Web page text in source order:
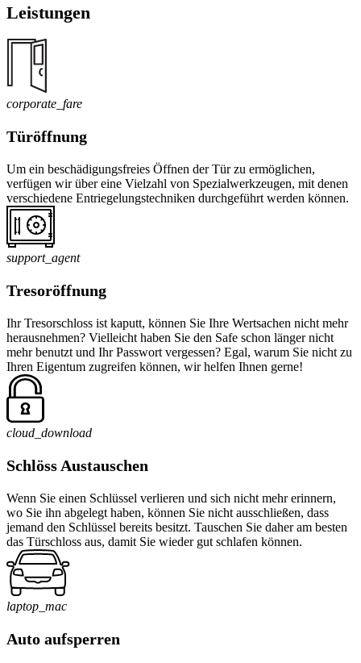
Leistungen
corporate_fare
Türöffnung
Um ein beschädigungsfreies Öffnen der Tür zu ermöglichen,
verfügen wir über eine Vielzahl von Spezialwerkzeugen, mit denen
verschiedene Entriegelungstechniken durchgeführt werden können.
support_agent
Tresoröffnung
Ihr Tresorschloss ist kaputt, können Sie Ihre Wertsachen nicht mehr
herausnehmen? Vielleicht haben Sie den Safe schon länger nicht
mehr benutzt und Ihr Passwort vergessen? Egal, warum Sie nicht zu
Ihren Eigentum zugreifen können, wir helfen Ihnen gerne!
cloud_download
Schlöss Austauschen
Wenn Sie einen Schlüssel verlieren und sich nicht mehr erinnern,
wo Sie ihn abgelegt haben, können Sie nicht ausschließen, dass
jemand den Schlüssel bereits besitzt. Tauschen Sie daher am besten
das Türschloss aus, damit Sie wieder gut schlafen können.
laptop_mac
Auto aufsperren